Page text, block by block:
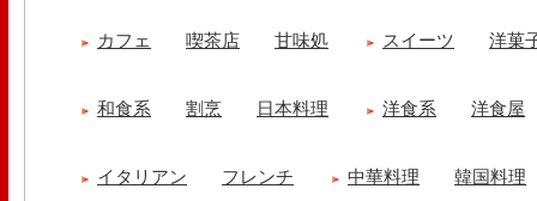
カフェ 喫茶店 甘味処 スイーツ 洋菓
和食系 割烹 日本料理 洋食系 洋食屋
イタリアン フレンチ 中華料理 韓国料理